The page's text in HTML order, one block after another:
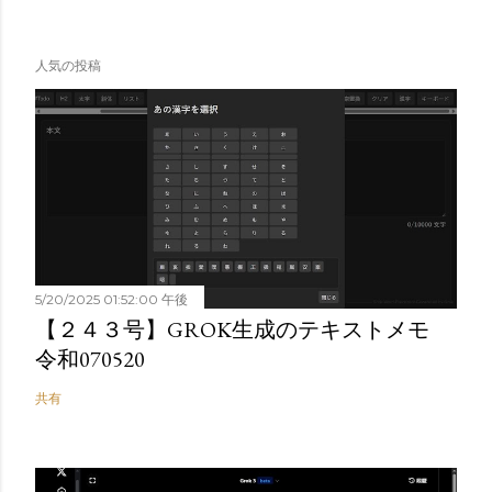
人気の投稿
5/20/2025 01:52:00 午後
【２４３号】GROK生成のテキストメモ
令和070520
共有